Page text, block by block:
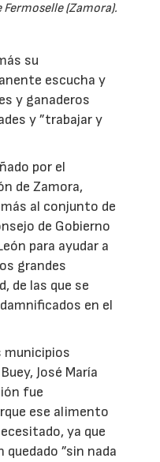
(Zamora).
su
escucha y
y ganaderos
y ”trabajar y
por el
de Zamora,
al conjunto de
de Gobierno
para ayudar a
grandes
de las que se
en el
municipios
José María
fue
ese alimento
ya que
quedado ”sin nada